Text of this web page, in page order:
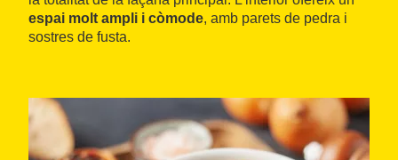
espai molt ampli i còmode, amb parets de pedra i
sostres de fusta.